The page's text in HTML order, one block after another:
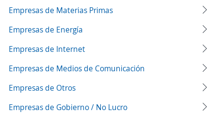
Empresas de Materias Primas
Empresas de Energía
Empresas de Internet
Empresas de Medios de Comunicación
Empresas de Otros
Empresas de Gobierno / No Lucro